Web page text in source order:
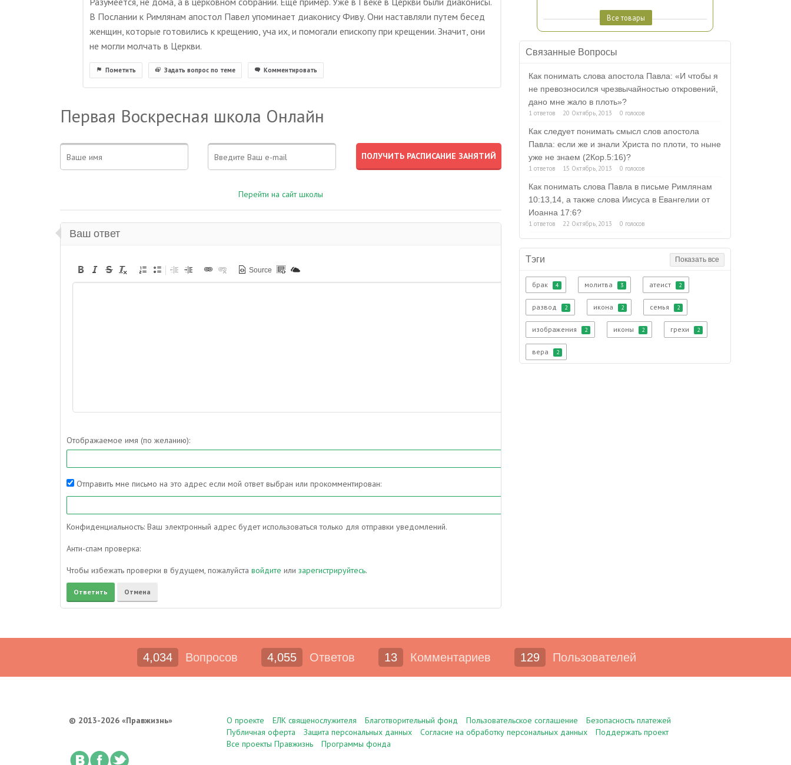
В Послании к Римлянам апостол Павел упоминает диаконису Фиву. Они наставляли путем бесед
женщин, которые готовились к крещению, уча их, и помогали епископу при крещении. Значит, они
не могли молчать в Церкви.
Пометить Задать вопрос по теме Комментировать
Первая Воскресная школа Онлайн
Перейти на сайт школы
Ваш ответ
Source
Отображаемое имя (по желанию):
Отправить мне письмо на это адрес если мой ответ выбран или прокомментирован:
Конфиденциальность: Ваш электронный адрес будет использоваться только для отправки уведомлений.
Анти-спам проверка:
Чтобы избежать проверки в будущем, пожалуйста войдите или зарегистрируйтесь.
Все товары
Связанные Вопросы
Как понимать слова апостола Павла: «И чтобы я
не превозносился чрезвычайностью откровений,
дано мне жало в плоть»?
1 ответов 20 Октябрь, 2013 0 голосов
Как следует понимать смысл слов апостола
Павла: если же и знали Христа по плоти, то ныне
уже не знаем (2Кор.5:16)?
1 ответов 15 Октябрь, 2013 0 голосов
Как понимать слова Павла в письме Римлянам
10:13,14, а также слова Иисуса в Евангелии от
Иоанна 17:6?
1 ответов 22 Октябрь, 2013 0 голосов
Тэги Показать все
брак 4 молитва 3 атеист 2
развод 2 икона 2 семья 2
изображения 2 иконы 2 грехи 2
вера 2
4,034 Вопросов 4,055 Ответов 13 Комментариев 129 Пользователей
© 2013-2026 «Правжизнь» О проекте ЕЛК священослужителя Благотворительный фонд Пользовательское соглашение
Безопасность платежей
Публичная оферта
Защита персональных данных Согласие на обработку персональных данных
Поддержать проект
Все проекты Правжизнь
Программы фонда